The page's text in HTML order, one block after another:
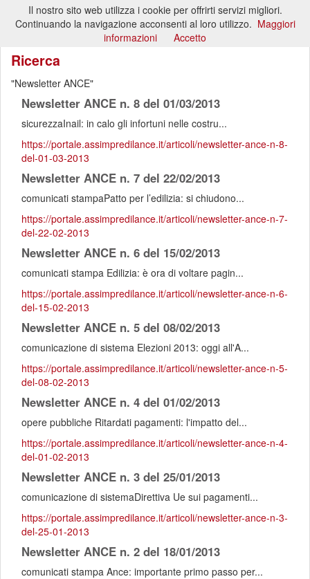
Ricerca
Newsletter ANCE
Newsletter ANCE n. 8 del 01/03/2013
sicurezzaInail: in calo gli infortuni nelle costru...
https://portale.assimpredilance.it/articoli/newsletter-ance-n-8-
del-01-03-2013
Newsletter ANCE n. 7 del 22/02/2013
comunicati stampaPatto per l’edilizia: si chiudono...
https://portale.assimpredilance.it/articoli/newsletter-ance-n-7-
del-22-02-2013
Newsletter ANCE n. 6 del 15/02/2013
comunicati stampa Edilizia: è ora di voltare pagin...
https://portale.assimpredilance.it/articoli/newsletter-ance-n-6-
del-15-02-2013
Newsletter ANCE n. 5 del 08/02/2013
comunicazione di sistema Elezioni 2013: oggi all'A...
https://portale.assimpredilance.it/articoli/newsletter-ance-n-5-
del-08-02-2013
Newsletter ANCE n. 4 del 01/02/2013
opere pubbliche Ritardati pagamenti: l'impatto del...
https://portale.assimpredilance.it/articoli/newsletter-ance-n-4-
del-01-02-2013
Newsletter ANCE n. 3 del 25/01/2013
comunicazione di sistemaDirettiva Ue sui pagamenti...
https://portale.assimpredilance.it/articoli/newsletter-ance-n-3-
del-25-01-2013
Newsletter ANCE n. 2 del 18/01/2013
comunicati stampa Ance: importante primo passo per...
Il nostro sito web utilizza i cookie per offrirti servizi migliori.
Continuando la navigazione acconsenti al loro utilizzo. Maggiori
informazioni
Accetto